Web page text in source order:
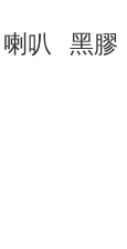
喇叭 黑膠